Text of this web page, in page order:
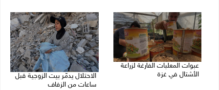
عبوات المعلبات الفارغة لزراعة
الأشتال في غزة
الاحتلال يدمّر بيت الزوجية قبل
ساعات من الزفاف